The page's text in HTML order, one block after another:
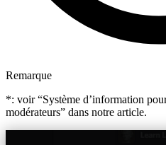
Remarque
*: voir “Système d’information
modérateurs” dans notre article.